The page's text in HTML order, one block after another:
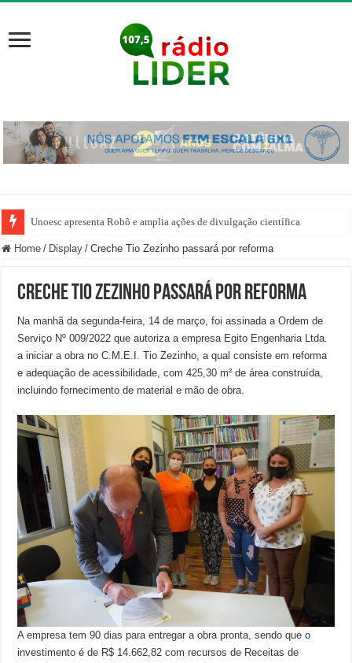
Unoesc apresenta Robô e amplia ações de divulgação científica
Home / Display / Creche Tio Zezinho passará por reforma
Creche Tio Zezinho passará por reforma
Na manhã da segunda-feira, 14 de março, foi assinada a Ordem de
Serviço Nº 009/2022 que autoriza a empresa Egito Engenharia Ltda.
a iniciar a obra no C.M.E.I. Tio Zezinho, a qual consiste em reforma
e adequação de acessibilidade, com 425,30 m² de área construída,
incluindo fornecimento de material e mão de obra.
A empresa tem 90 dias para entregar a obra pronta, sendo que o
investimento é de R$ 14.662,82 com recursos de Receitas de